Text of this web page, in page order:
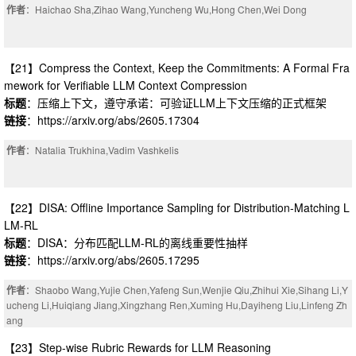
作者：Haichao Sha,Zihao Wang,Yuncheng Wu,Hong Chen,Wei Dong
【21】Compress the Context, Keep the Commitments: A Formal Fra
mework for Verifiable LLM Context Compression
标题：压缩上下文，遵守承诺：可验证LLM上下文压缩的正式框架
链接：https://arxiv.org/abs/2605.17304
作者：Natalia Trukhina,Vadim Vashkelis
【22】DISA: Offline Importance Sampling for Distribution-Matching L
LM-RL
标题：DISA：分布匹配LLM-RL的离线重要性抽样
链接：https://arxiv.org/abs/2605.17295
作者：Shaobo Wang,Yujie Chen,Yafeng Sun,Wenjie Qiu,Zhihui Xie,Sihang Li,Y
ucheng Li,Huiqiang Jiang,Xingzhang Ren,Xuming Hu,Dayiheng Liu,Linfeng Zh
ang
of 1920 characters. Please see the PDF for the full abstract
【23】Step-wise Rubric Rewards for LLM Reasoning